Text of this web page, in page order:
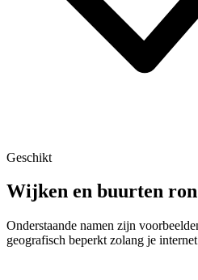
Geschikt
Wijken en buurten
Onderstaande namen zijn
geografisch beperkt zolang je